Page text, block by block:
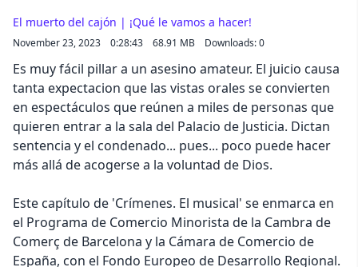
El muerto del cajón | ¡Qué le vamos a hacer!
November 23, 2023 0:28:43 68.91 MB Downloads: 0
Es muy fácil pillar a un asesino amateur. El juicio causa
tanta expectacion que las vistas orales se convierten
en espectáculos que reúnen a miles de personas que
quieren entrar a la sala del Palacio de Justicia. Dictan
sentencia y el condenado... pues... poco puede hacer
más allá de acogerse a la voluntad de Dios.
Este capítulo de 'Crímenes. El musical' se enmarca en
el Programa de Comercio Minorista de la Cambra de
Comerç de Barcelona y la Cámara de Comercio de
España, con el Fondo Europeo de Desarrollo Regional.